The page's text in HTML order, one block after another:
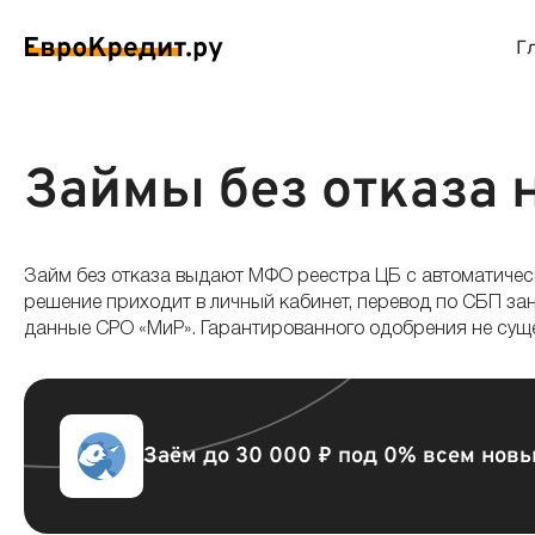
на карту
без отказа
займы
до зарплаты
Мгновенные займы
Кредитные карты
Займы без отказа
Займ без отказа выдают МФО реестра ЦБ с
решение приходит в личный кабинет, перевод по СБП
данные СРО «МиР». Гарантированного одобрения не
Заём до 30 000 ₽ под 0% всем